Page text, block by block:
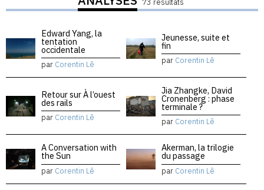
73 résultats
Edward Yang, la
tentation
occidentale
par Corentin Lê
Jeunesse, suite et
fin
par Corentin Lê
Retour sur À l’ouest
des rails
par Corentin Lê
Jia Zhangke, David
Cronenberg : phase
terminale ?
par Corentin Lê
A Conversation with
the Sun
par Corentin Lê
Akerman, la trilogie
du passage
par Corentin Lê